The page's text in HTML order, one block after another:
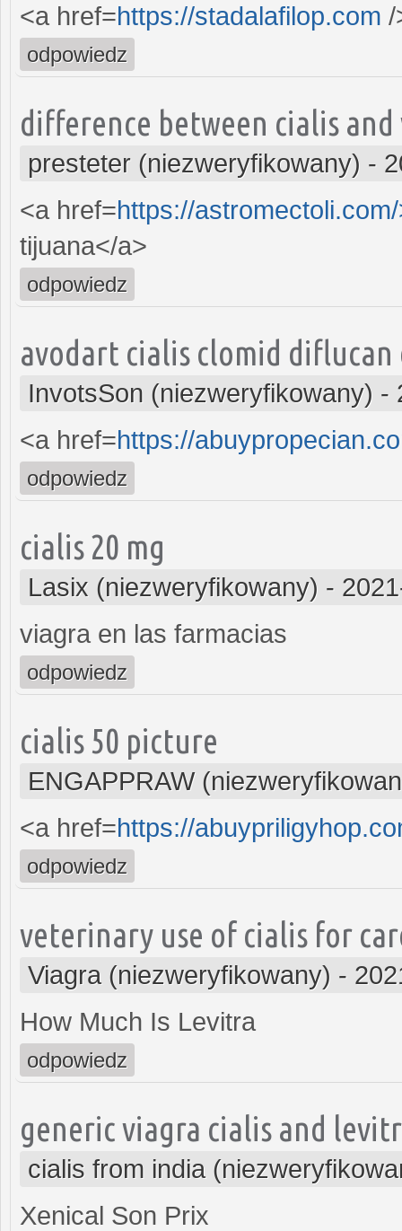
<a href=https://stadalafilop.com /
odpowiedz
difference between cialis and
presteter (niezweryfikowany) -
<a href=https://
tijuana</a>
odpowiedz
avodart cialis clomid
InvotsSon (niezweryfikowany) -
<a href=https://
odpowiedz
cialis 20 mg
Lasix (niezweryfikowany) -
viagra en las farmacias
odpowiedz
cialis 50 picture
ENGAPPRAW
<a href=https://
odpowiedz
veterinary use of cialis for
Viagra (niezweryfikowany) -
How Much Is Levitra
odpowiedz
generic viagra cialis and
cialis from india
Xenical Son Prix